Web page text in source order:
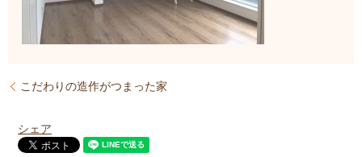
こだわりの造作がつまった家
シェア